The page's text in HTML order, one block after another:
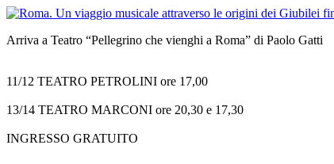
Arriva a Teatro “Pellegrino che vienghi a Roma” di Paolo Gatti
11/12 TEATRO PETROLINI ore 17,00
13/14 TEATRO MARCONI ore 20,30 e 17,30
INGRESSO GRATUITO